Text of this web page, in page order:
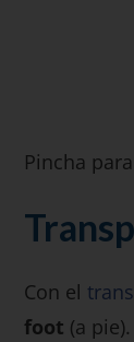
Pincha
Con el
foot (a pie).